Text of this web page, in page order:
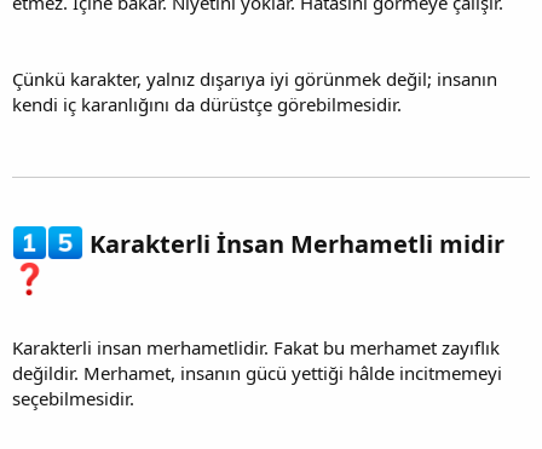
Çünkü karakter, yalnız dışarıya iyi görünmek değil; insanın
kendi iç karanlığını da dürüstçe görebilmesidir.
Karakterli İnsan Merhametli midir
Karakterli insan merhametlidir. Fakat bu merhamet zayıflık
değildir. Merhamet, insanın gücü yettiği hâlde incitmemeyi
seçebilmesidir.